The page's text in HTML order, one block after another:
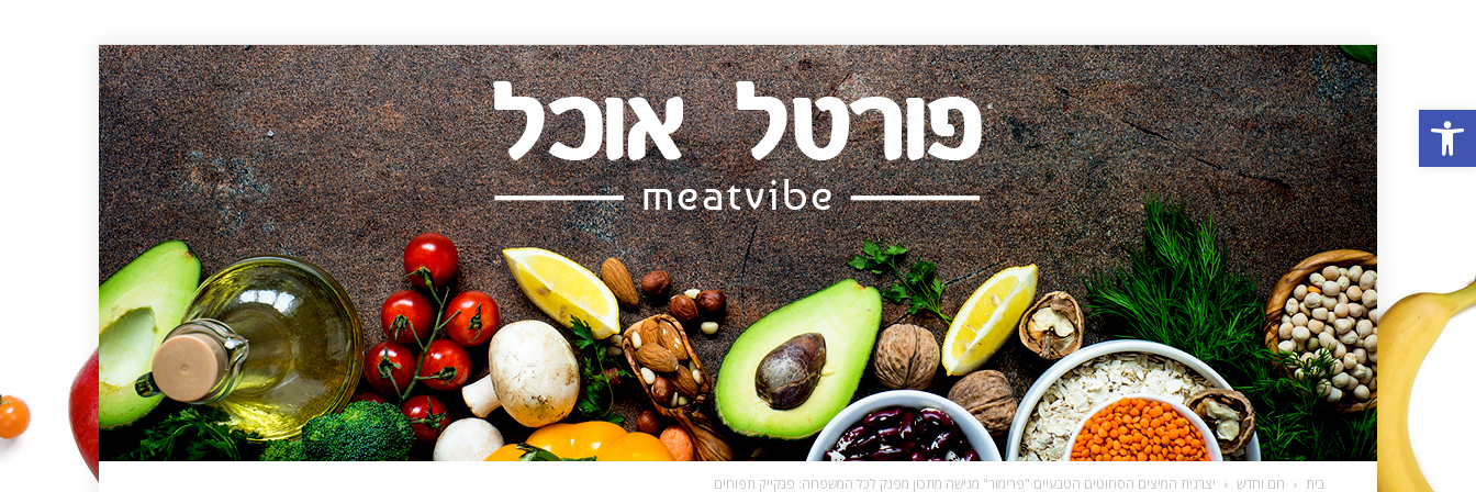
פתח סרגל נגישות
בית חם וחדש יצרנית המיצים הסחוטים הטבעיים "פרימור" מגישה מתכון מפנק לכל המשפחה: פנקייק תפוחים